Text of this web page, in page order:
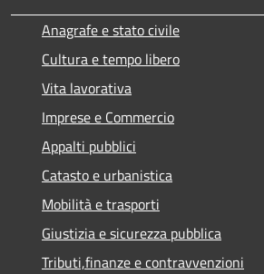
Anagrafe e stato civile
Cultura e tempo libero
Vita lavorativa
Imprese e Commercio
Appalti pubblici
Catasto e urbanistica
Mobilità e trasporti
Giustizia e sicurezza pubblica
Tributi,finanze e contravvenzioni